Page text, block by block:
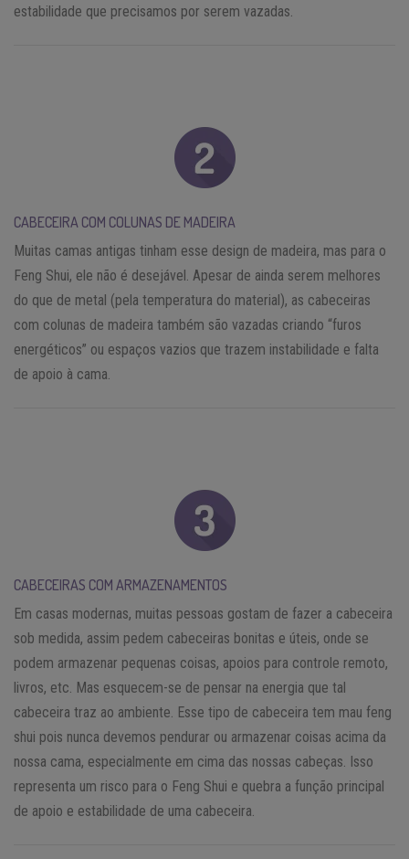
estabilidade que precisamos por serem vazadas.
CABECEIRA COM COLUNAS DE MADEIRA
Muitas camas antigas tinham esse design de madeira, mas para o
Feng Shui, ele não é desejável. Apesar de ainda serem melhores
do que de metal (pela temperatura do material), as cabeceiras
com colunas de madeira também são vazadas criando “furos
energéticos” ou espaços vazios que trazem instabilidade e falta
de apoio à cama.
CABECEIRAS COM ARMAZENAMENTOS
Em casas modernas, muitas pessoas gostam de fazer a cabeceira
sob medida, assim pedem cabeceiras bonitas e úteis, onde se
podem armazenar pequenas coisas, apoios para controle remoto,
livros, etc. Mas esquecem-se de pensar na energia que tal
cabeceira traz ao ambiente. Esse tipo de cabeceira tem mau feng
shui pois nunca devemos pendurar ou armazenar coisas acima da
nossa cama, especialmente em cima das nossas cabeças. Isso
representa um risco para o Feng Shui e quebra a função principal
de apoio e estabilidade de uma cabeceira.